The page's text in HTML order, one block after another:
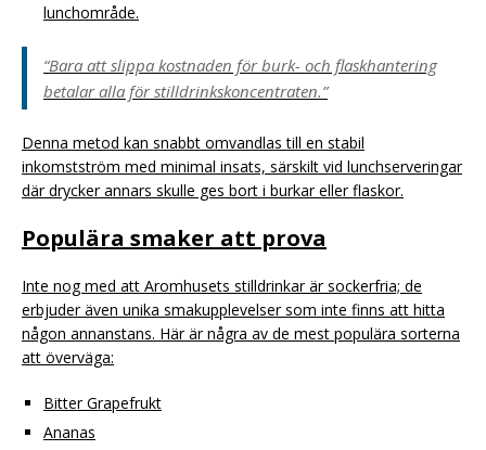
lunchområde.
“Bara att slippa kostnaden för burk- och flaskhantering
betalar alla för stilldrinkskoncentraten.”
Denna metod kan snabbt omvandlas till en stabil
inkomstström med minimal insats, särskilt vid lunchserveringar
där drycker annars skulle ges bort i burkar eller flaskor.
Populära smaker att prova
Inte nog med att Aromhusets stilldrinkar är sockerfria; de
erbjuder även unika smakupplevelser som inte finns att hitta
någon annanstans. Här är några av de mest populära sorterna
att överväga:
Bitter Grapefrukt
Ananas